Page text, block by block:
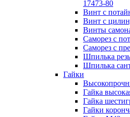
17473-80
Винт с
Винт с
Винты
Саморез с
Саморез с
Шпилька
Шпилька
Гайки
Гайка
Гайка
Гайки